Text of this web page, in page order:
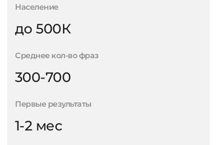
Население
до 500К
Среднее кол-во фраз
300-700
Первые результаты
1-2 мес